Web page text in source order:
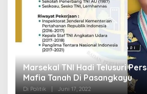
Marsekal TNI Hadi Telusuri
Mafia Tanah Di Pasangkayu
Di Politik Juni 17, 2022